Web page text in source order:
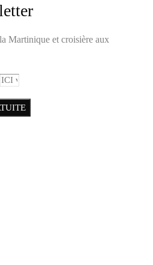
Martinique et croisière aux